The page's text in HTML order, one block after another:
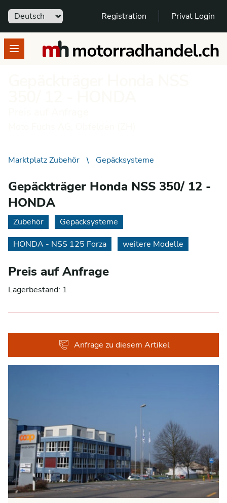
Sprache Registration Privat Login
Open menumotorradhandel.ch
Marktplatz Zubehör Gepäcksysteme
Gepäckträger Honda NSS 350/ 12 -
HONDA
Zubehör
Gepäcksysteme
HONDA - NSS 125 Forza
weitere Modelle
Preis auf Anfrage
Lagerbestand: 1
Anfrage zu diesem Artikel